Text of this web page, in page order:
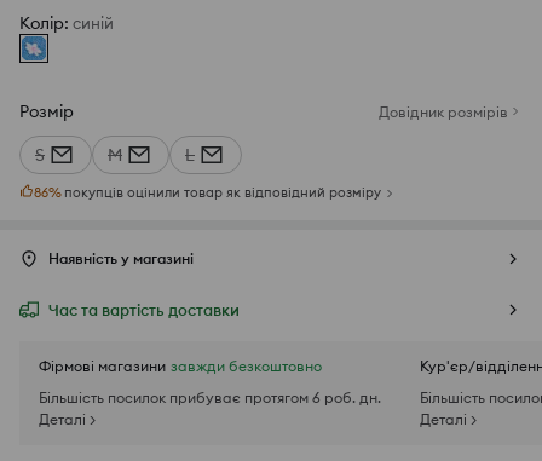
Колір: синій
Розмір Довідник розмірів
S M L
86% покупців оцінили товар як відповідний розміру
Наявність у магазині
Час та вартість доставки
Фірмові магазини завжди безкоштовно
Більшість посилок прибуває протягом 6 роб. дн.
Деталі >
Кур'єр/
Більшість
Деталі >